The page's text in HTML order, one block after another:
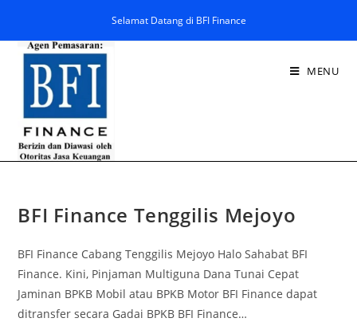
Selamat Datang di BFI Finance
MENU
BFI Finance Tenggilis Mejoyo
BFI Finance Cabang Tenggilis Mejoyo Halo Sahabat BFI
Finance. Kini, Pinjaman Multiguna Dana Tunai Cepat
Jaminan BPKB Mobil atau BPKB Motor BFI Finance dapat
ditransfer secara Gadai BPKB BFI Finance…